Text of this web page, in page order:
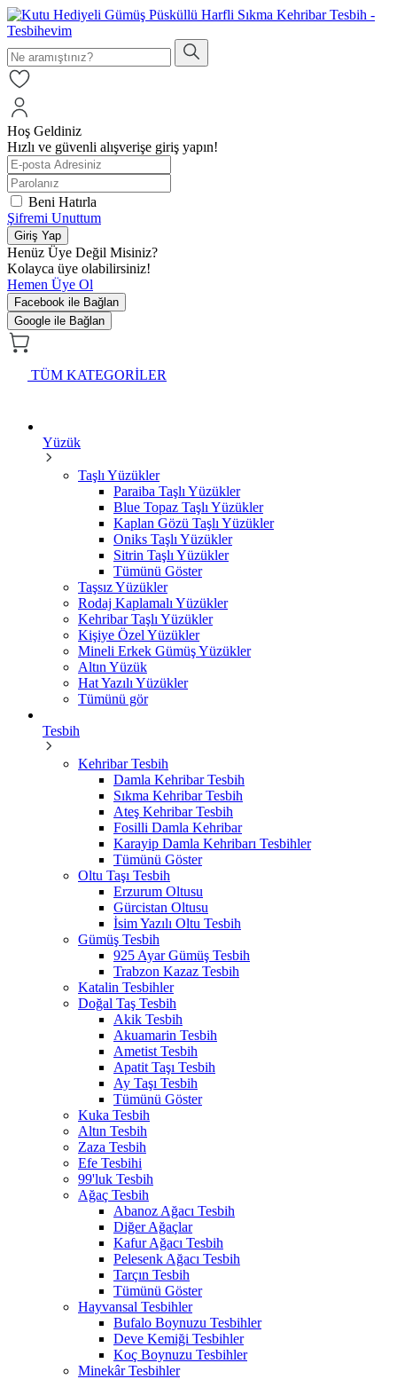
Hoş Geldiniz
Hızlı ve güvenli alışverişe giriş yapın!
Beni Hatırla
Şifremi Unuttum
Giriş Yap
Henüz Üye Değil Misiniz?
Kolayca üye olabilirsiniz!
Hemen Üye Ol
Facebook ile Bağlan
Google ile Bağlan
TÜM KATEGORİLER
Yüzük
Taşlı Yüzükler
Paraiba Taşlı Yüzükler
Blue Topaz Taşlı Yüzükler
Kaplan Gözü Taşlı Yüzükler
Oniks Taşlı Yüzükler
Sitrin Taşlı Yüzükler
Tümünü Göster
Taşsız Yüzükler
Rodaj Kaplamalı Yüzükler
Kehribar Taşlı Yüzükler
Kişiye Özel Yüzükler
Mineli Erkek Gümüş Yüzükler
Altın Yüzük
Hat Yazılı Yüzükler
Tümünü gör
Tesbih
Kehribar Tesbih
Damla Kehribar Tesbih
Sıkma Kehribar Tesbih
Ateş Kehribar Tesbih
Fosilli Damla Kehribar
Karayip Damla Kehribarı Tesbihler
Tümünü Göster
Oltu Taşı Tesbih
Erzurum Oltusu
Gürcistan Oltusu
İsim Yazılı Oltu Tesbih
Gümüş Tesbih
925 Ayar Gümüş Tesbih
Trabzon Kazaz Tesbih
Katalin Tesbihler
Doğal Taş Tesbih
Akik Tesbih
Akuamarin Tesbih
Ametist Tesbih
Apatit Taşı Tesbih
Ay Taşı Tesbih
Tümünü Göster
Kuka Tesbih
Altın Tesbih
Zaza Tesbih
Efe Tesbihi
99'luk Tesbih
Ağaç Tesbih
Abanoz Ağacı Tesbih
Diğer Ağaçlar
Kafur Ağacı Tesbih
Pelesenk Ağacı Tesbih
Tarçın Tesbih
Tümünü Göster
Hayvansal Tesbihler
Bufalo Boynuzu Tesbihler
Deve Kemiği Tesbihler
Koç Boynuzu Tesbihler
Minekâr Tesbihler